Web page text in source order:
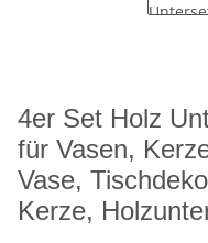
4er Set Holz
für Vasen,
Vase,
Kerze,